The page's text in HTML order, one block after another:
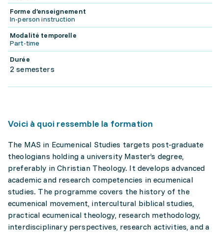
Forme d'enseignement
In-person instruction
Modalité temporelle
Part-time
Durée
2 semesters
Voici à quoi ressemble la formation
The MAS in Ecumenical Studies targets post-graduate
theologians holding a university Master’s degree,
preferably in Christian Theology. It develops advanced
academic and research competencies in ecumenical
studies. The programme covers the history of the
ecumenical movement, intercultural biblical studies,
practical ecumenical theology, research methodology,
interdisciplinary perspectives, research activities, and a